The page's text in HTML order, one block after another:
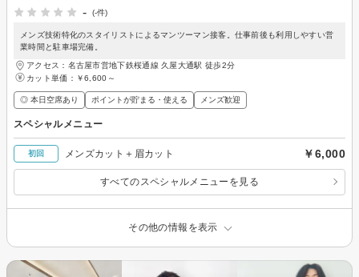
-
(-件)
メンズ技術特化のスタイリストによるマンツーマン接客。仕事前後も利用しやすい営
業時間と駐車場完備。
アクセス：名古屋市営地下鉄桜通線 久屋大通駅 徒歩2分
カット単価： ￥6,600～
◎ 本日空席あり ポイントが貯まる・使える メンズ歓迎
スペシャルメニュー
初回 メンズカット＋眉カット ￥6,000
すべてのスペシャルメニューを見る
その他の情報を表示